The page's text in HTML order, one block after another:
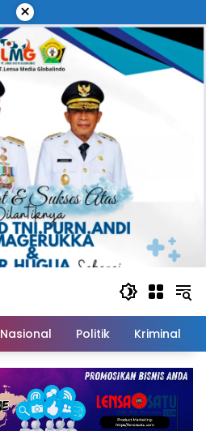
×
Nasional Politik Kriminal